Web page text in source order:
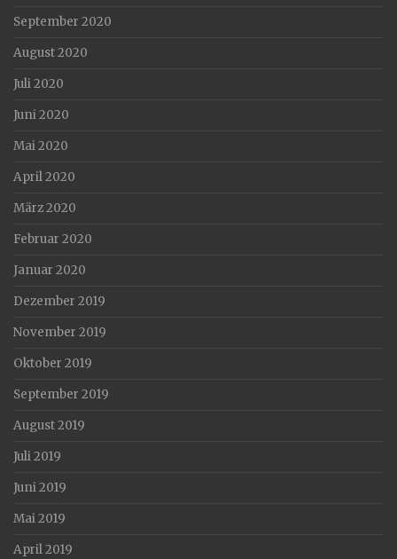
September 2020
August 2020
Juli 2020
Juni 2020
Mai 2020
April 2020
März 2020
Februar 2020
Januar 2020
Dezember 2019
November 2019
Oktober 2019
September 2019
August 2019
Juli 2019
Juni 2019
Mai 2019
April 2019